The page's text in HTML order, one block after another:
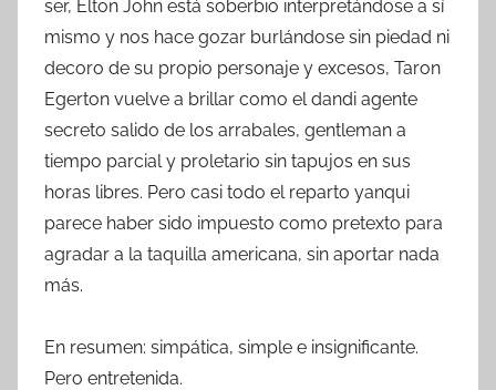
ser, Elton John está soberbio interpretándose a sí
mismo y nos hace gozar burlándose sin piedad ni
decoro de su propio personaje y excesos, Taron
Egerton vuelve a brillar como el dandi agente
secreto salido de los arrabales, gentleman a
tiempo parcial y proletario sin tapujos en sus
horas libres. Pero casi todo el reparto yanqui
parece haber sido impuesto como pretexto para
agradar a la taquilla americana, sin aportar nada
más.
En resumen: simpática, simple e insignificante.
Pero entretenida.